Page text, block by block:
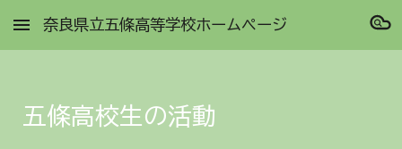
Skip to main content Skip to navigation
奈良県立五條高等学校ホームページ
五條高校生の活動